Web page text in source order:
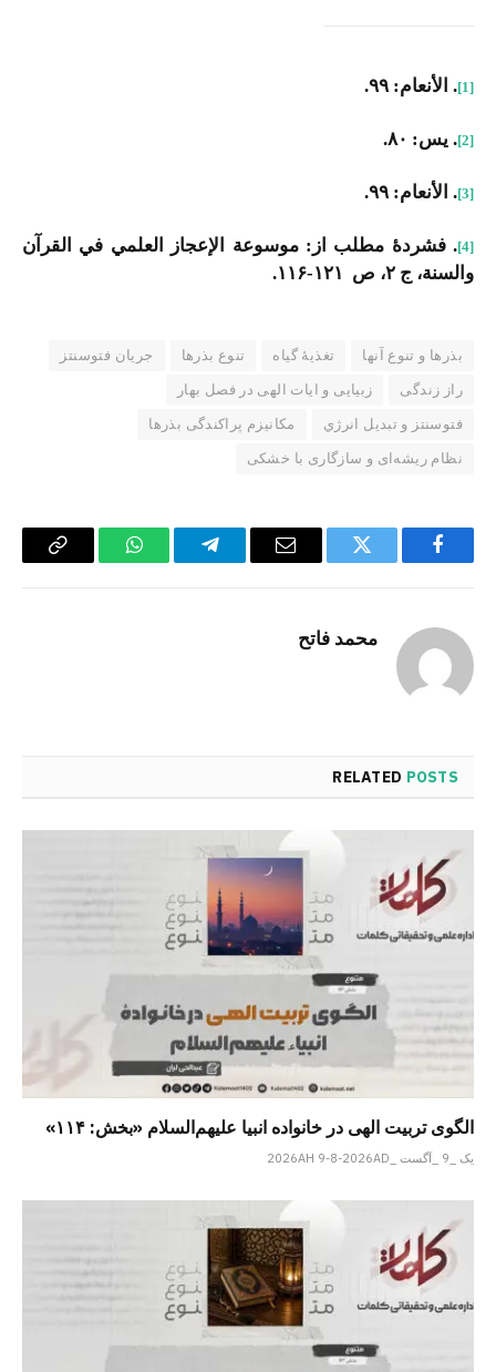
[1]. الأنعام: ۹۹.
[2]. یس: ۸۰.
[3]. الأنعام: ۹۹.
[4]. فشردۀ مطلب از: موسوعة الإعجاز العلمي في القرآن
والسنة، ج ۲، ص
-۱۱۶.
بذرها و تنوع آنها تغذیهٔ گیاه تنوع بذرها
جریان فتوسنتز
راز زندگی
زبیایی و ایات الهی در فصل بهار
فتوسنتز و تبدیل انرژي
مکانیزم پراکندگی بذرها
نظام ریشه‌ای و سازگاری با خشکی
Facebook
Twitter
Email
Telegram
WhatsApp
Copy
محمد فاتح
RELATED POSTS
الگوی تربیت الهی در خانواده انبیا‌‌ علیهم‌السلام «بخش: ۱۱۴»
یک _9 _آگست _2026AH 9-8-2026AD